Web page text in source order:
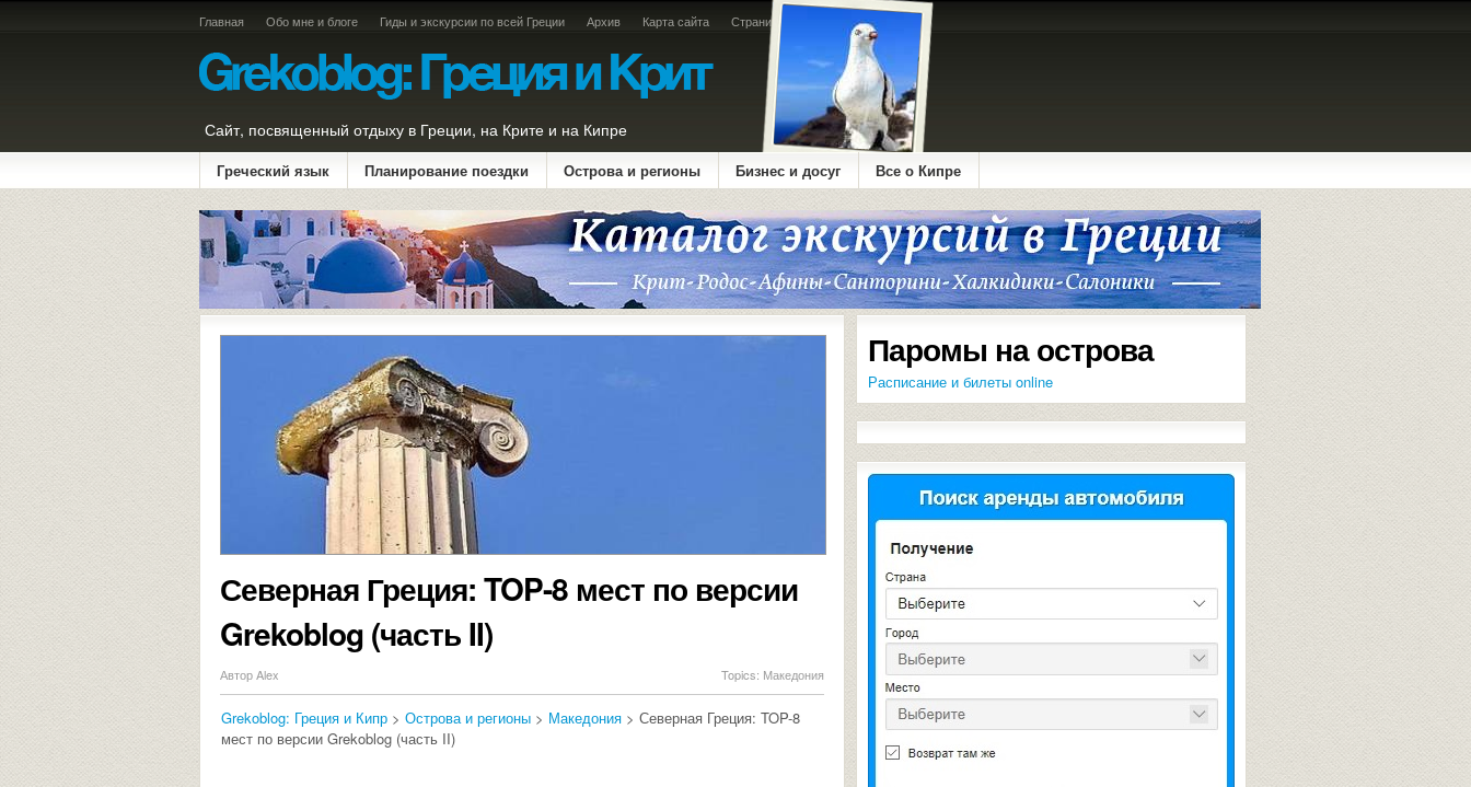
Главная Обо мне и блоге Гиды и экскурсии по всей Греции Архив Карта сайта Страница оплаты
Сайт, посвященный отдыху в Греции, на Крите и на Кипре
Греческий язык Планирование поездки Острова и регионы Бизнес и досуг Все о Кипре
Северная Греция: TOP-8 мест по версии
Grekoblog (часть II)
Автор Alex Topics: Македония
Grekoblog: Греция и Кипр > Острова и регионы > Македония > Северная Греция: TOP-8
мест по версии Grekoblog (часть II)
Паромы на острова
Расписание и билеты online